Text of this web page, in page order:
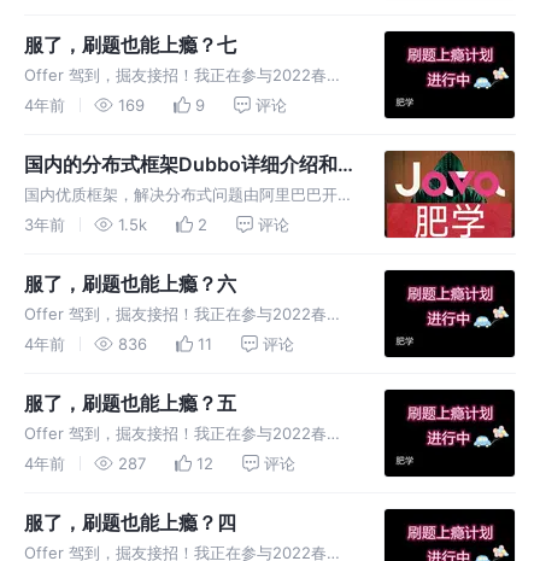
于协调分布式系统中的各种资源，如配置信息、
命名服
服了，刷题也能上瘾？七
Offer 驾到，掘友接招！我正在参与2022春招
打卡活动，点击查看活动详情。 刷题上瘾计划
到）： 自从开始记录自己的刷题笔记开始我从
每日肥学系列，到动态规划二
4年前 169 9 评论
国内的分布式框架Dubbo详细介绍和
使用
国内优质框架，解决分布式问题由阿里巴巴开源
并贡献至 Apache 基金会。它能够提供服务的
了分布式系统的开发过程。
3年前 1.5k 2 评论
服了，刷题也能上瘾？六
Offer 驾到，掘友接招！我正在参与2022春招
打卡活动，点击查看活动详情。 刷题上瘾计划
到）： 自从开始记录自己的刷题笔记开始我从
每日肥学系列，到动态规划二
4年前 836 11 评论
服了，刷题也能上瘾？五
Offer 驾到，掘友接招！我正在参与2022春招
打卡活动，点击查看活动详情。 刷题上瘾计划
到）： 自从开始记录自己的刷题笔记开始我从
每日肥学系列，到动态规划二
4年前 287 12 评论
服了，刷题也能上瘾？四
Offer 驾到，掘友接招！我正在参与2022春招